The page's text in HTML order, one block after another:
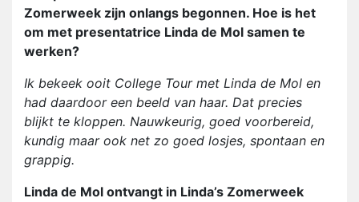
Zomerweek zijn onlangs begonnen. Hoe is het
om met presentatrice Linda de Mol samen te
werken?
Ik bekeek ooit College Tour met Linda de Mol en
had daardoor een beeld van haar. Dat precies
blijkt te kloppen. Nauwkeurig, goed voorbereid,
kundig maar ook net zo goed losjes, spontaan en
grappig.
Linda de Mol ontvangt in Linda’s Zomerweek